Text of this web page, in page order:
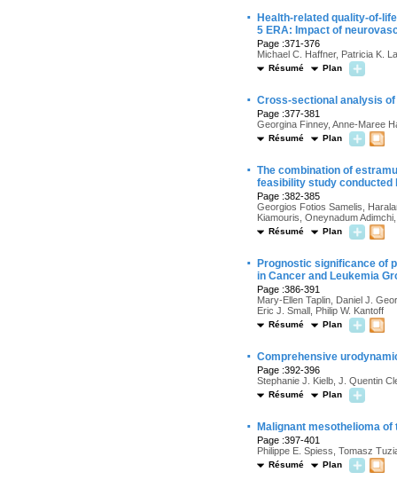
·
Health-related quality-of-
5 ERA: Impact of
Page :371-376
Michael C. Haffner, Patricia K.
Résumé Plan
· Cross-sectional analysis
Page :377-381
Georgina Finney, Anne-Maree
Résumé Plan
· The combination of
feasibility study conducted
Page :382-385
Georgios Fotios Samelis,
Kiamouris, Oneynadum
Résumé Plan
·
Prognostic significance of
in Cancer and Leukemia
Page :386-391
Mary-Ellen Taplin, Daniel J.
Eric J. Small, Philip W. Kantoff
Résumé Plan
· Comprehensive
Page :392-396
Stephanie J. Kielb, J. Quentin
Résumé Plan
· Malignant mesothelioma
Page :397-401
Philippe E. Spiess, Tomasz
Résumé Plan